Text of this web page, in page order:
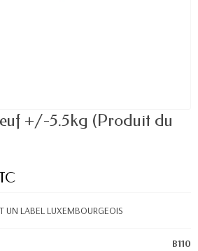
+/-5.5kg (Produit du
UN LABEL LUXEMBOURGEOIS
B110